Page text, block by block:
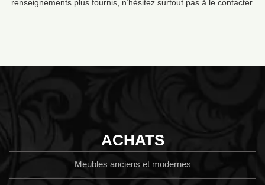
renseignements plus fournis, n’hésitez surtout pas à le contacter.
ACHATS
Meubles anciens et modernes